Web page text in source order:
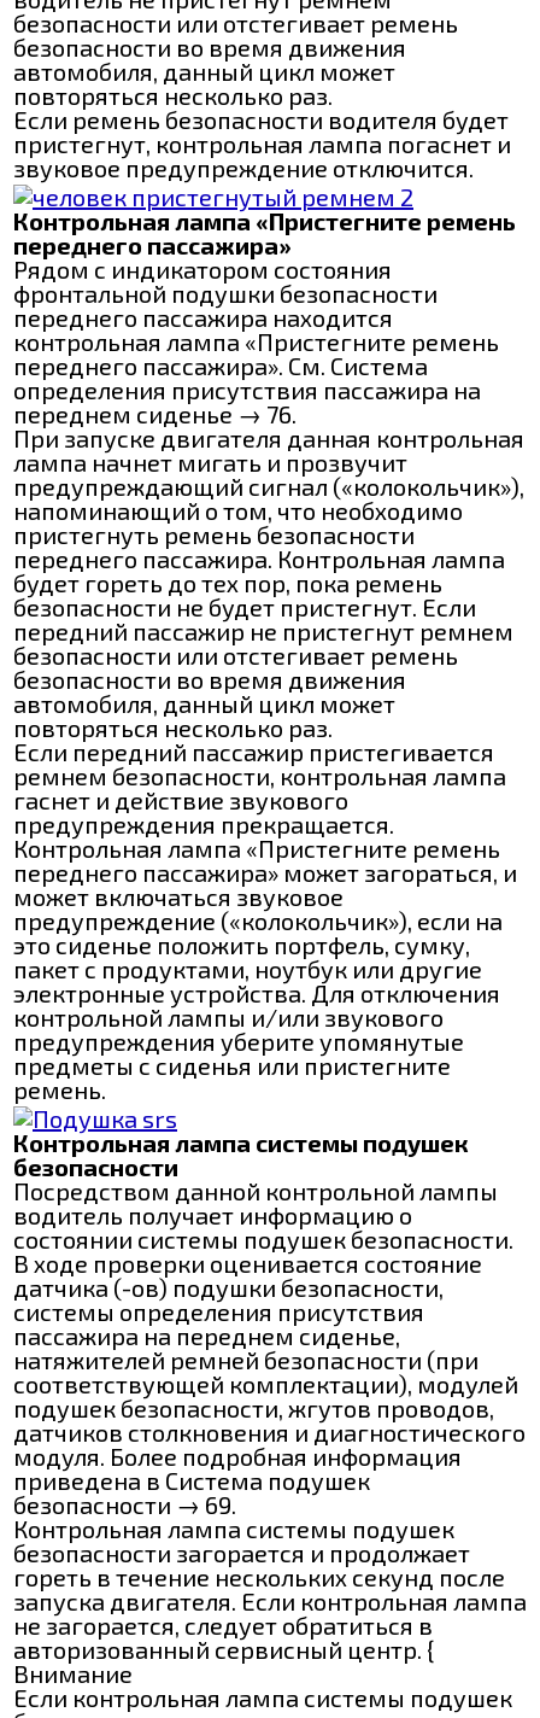
безопасности или отстегивает ремень
безопасности во время движения
автомобиля, данный цикл может
повторяться несколько раз.
Если ремень безопасности водителя будет
пристегнут, контрольная лампа погаснет и
звуковое предупреждение отключится.
Контрольная лампа «Пристегните ремень
переднего пассажира»
Рядом с индикатором состояния
фронтальной подушки безопасности
переднего пассажира находится
контрольная лампа «Пристегните ремень
переднего пассажира». См. Система
определения присутствия пассажира на
переднем сиденье → 76.
При запуске двигателя данная контрольная
лампа начнет мигать и прозвучит
предупреждающий сигнал («колокольчик»),
напоминающий о том, что необходимо
пристегнуть ремень безопасности
переднего пассажира. Контрольная лампа
будет гореть до тех пор, пока ремень
безопасности не будет пристегнут. Если
передний пассажир не пристегнут ремнем
безопасности или отстегивает ремень
безопасности во время движения
автомобиля, данный цикл может
повторяться несколько раз.
Если передний пассажир пристегивается
ремнем безопасности, контрольная лампа
гаснет и действие звукового
предупреждения прекращается.
Контрольная лампа «Пристегните ремень
переднего пассажира» может загораться, и
может включаться звуковое
предупреждение («колокольчик»), если на
это сиденье положить портфель, сумку,
пакет с продуктами, ноутбук или другие
электронные устройства. Для отключения
контрольной лампы и/или звукового
предупреждения уберите упомянутые
предметы с сиденья или пристегните
ремень.
Контрольная лампа системы подушек
безопасности
Посредством данной контрольной лампы
водитель получает информацию о
состоянии системы подушек безопасности.
В ходе проверки оценивается состояние
датчика (-ов) подушки безопасности,
системы определения присутствия
пассажира на переднем сиденье,
натяжителей ремней безопасности (при
соответствующей комплектации), модулей
подушек безопасности, жгутов проводов,
датчиков столкновения и диагностического
модуля. Более подробная информация
приведена в Система подушек
безопасности → 69.
Контрольная лампа системы подушек
безопасности загорается и продолжает
гореть в течение нескольких секунд после
запуска двигателя. Если контрольная лампа
не загорается, следует обратиться в
авторизованный сервисный центр. {
Внимание
Если контрольная лампа системы подушек